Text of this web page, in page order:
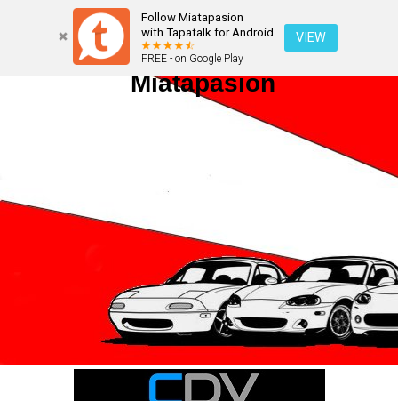
Follow Miatapasion
with Tapatalk for Android
FREE - on Google Play
VIEW
Miatapasion